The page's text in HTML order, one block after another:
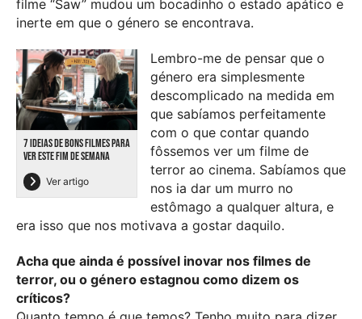
filme “Saw” mudou um bocadinho o estado apático e
inerte em que o género se encontrava.
7 IDEIAS DE BONS FILMES PARA
VER ESTE FIM DE SEMANA
Ver artigo
Lembro-me de pensar que o
género era simplesmente
descomplicado na medida em
que sabíamos perfeitamente
com o que contar quando
fôssemos ver um filme de
terror ao cinema. Sabíamos que
nos ia dar um murro no
estômago a qualquer altura, e
era isso que nos motivava a gostar daquilo.
Acha que ainda é possível inovar nos filmes de
terror, ou o género estagnou como dizem os
críticos?